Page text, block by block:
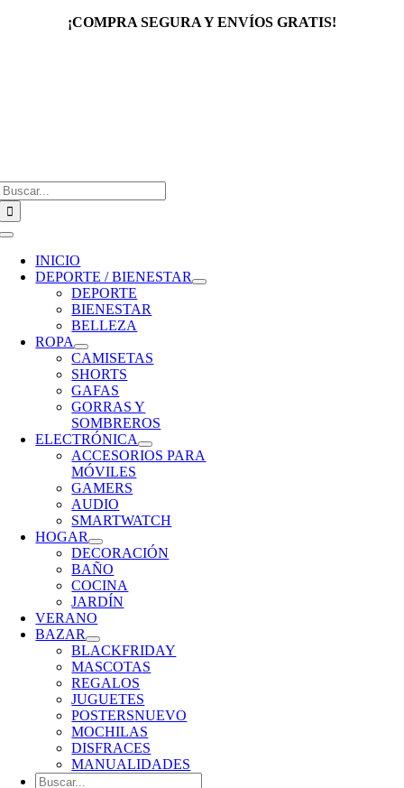
¡COMPRA SEGURA Y ENVÍOS GRATIS!
Toggle
Navigation
INICIO
DEPORTE / BIENESTAR
DEPORTE
BIENESTAR
BELLEZA
ROPA
CAMISETAS
SHORTS
GAFAS
GORRAS Y
SOMBREROS
ELECTRÓNICA
ACCESORIOS PARA
MÓVILES
GAMERS
AUDIO
SMARTWATCH
HOGAR
DECORACIÓN
BAÑO
COCINA
JARDÍN
VERANO
BAZAR
BLACKFRIDAY
MASCOTAS
REGALOS
JUGUETES
POSTERSNUEVO
MOCHILAS
DISFRACES
MANUALIDADES
Buscar: